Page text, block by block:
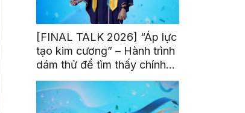
[FINAL TALK 2026] “Áp lực
tạo kim cương” – Hành trình
dám thử để tìm thấy chính
mình